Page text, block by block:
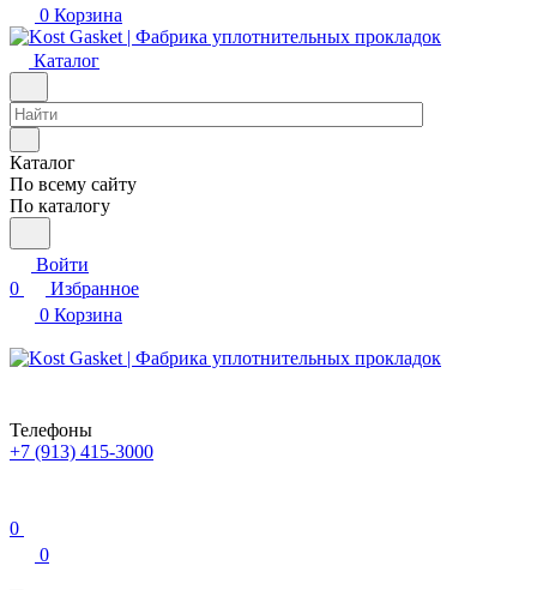
0 Корзина
Каталог
Каталог
По всему сайту
По каталогу
Войти
0
Избранное
0 Корзина
Телефоны
+7 (913) 415-3000
0
0